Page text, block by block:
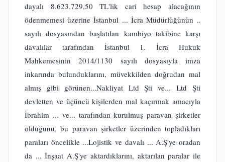
dayalı 8.623.729,50 TL'lik cari hesap alacağının
ödenmemesi üzerine İstanbul ... İcra Müdürlüğünün ..
sayılı dosyasından başlatılan kambiyo takibine karşı
davalılar tarafından İstanbul 1. İcra Hukuk
Mahkemesinin 2014/1130 sayılı dosyasıyla imza
inkarında bulunduklarını, müvekkilden doğrudan mal
almış gibi görünen...Nakliyat Ltd Şti ve... Ltd Şti
devletten ve üçüncü kişilerden mal kaçırmak amacıyla
İbrahim ... ve... tarafından kurulmuş paravan şirketler
olduğunu, bu paravan şirketler üzerinden topladıkları
paraları öncelikle ...Lojistik ve davalı ... A.Ş'ye oradan
da ... İnşaat A.Ş'ye aktardıklarını, aktarılan paralar ile